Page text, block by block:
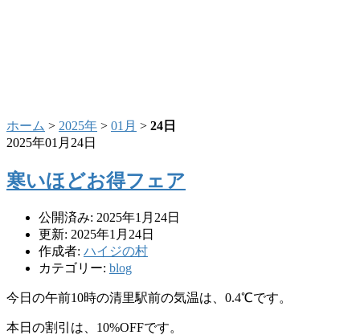
ホーム > 2025年 > 01月 > 24日
2025年01月24日
寒いほどお得フェア
公開済み: 2025年1月24日
更新: 2025年1月24日
作成者: ハイジの村
カテゴリー: blog
今日の午前10時の清里駅前の気温は、0.4℃です。
本日の割引は、10%OFFです。